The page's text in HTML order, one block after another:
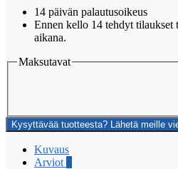
14 päivän palautusoikeus
Ennen kello 14 tehdyt tilaukset
aikana.
Maksutavat
Kysyttävää tuotteesta? Lähetä meille
Kuvaus
Arviot 0